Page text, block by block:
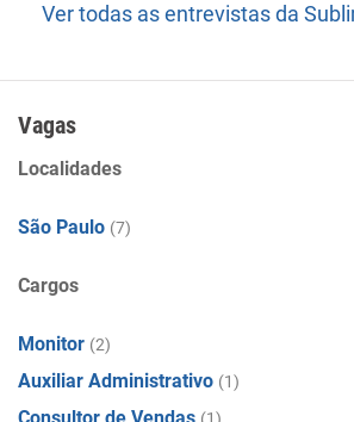
Ver todas as entrevistas da
Vagas
Localidades
São Paulo (7)
Cargos
Monitor (2)
Auxiliar Administrativo (1)